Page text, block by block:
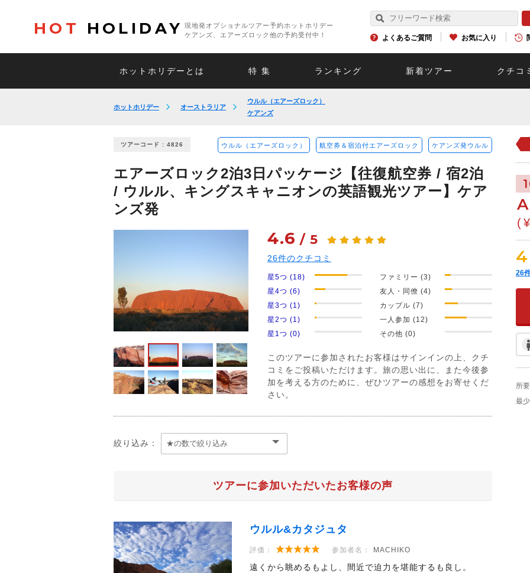
HOT HOLIDAY
現地発オプショナルツアー予約ホットホリデー
ケアンズ、エアーズロック他の予約受付中！
よくあるご質問 お気に入り
ホットホリデーとは 特 集 ランキング 新着ツアー クチコ
ホットホリデー オーストラリア
ウルル（エアーズロック）
ケアンズ
ツアーコード : 4826 ウルル（エアーズロック） 航空券＆宿泊付エアーズロック ケアンズ発ウルル
エアーズロック2泊3日パッケージ【往復航空券 / 宿2泊
/ ウルル、キングスキャニオンの英語観光ツアー】ケア
ンズ発
4.6 / 5
26件のクチコミ
星5つ (18)
星4つ (6)
星3つ (1)
星2つ (1)
星1つ (0)
ファミリー (3)
友人・同僚 (4)
カップル (7)
一人参加 (12)
その他 (0)
このツアーに参加されたお客様はサインインの上、クチ
コミをご投稿いただけます。旅の思い出に、また今後参
加を考える方のために、ぜひツアーの感想をお寄せくだ
さい。
絞り込み：
ツアーに参加いただいたお客様の声
ウルル&カタジュタ
評価： 参加者名： MACHIKO
遠くから眺めるもよし、間近で迫力を堪能するも良し。
26
所
最